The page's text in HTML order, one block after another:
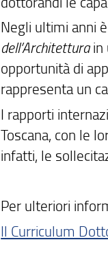
Negli ultimi anni
dell’Architetturain
opportunità di
rappresenta un
I rapporti
Toscana, con le
infatti, le
Per ulteriori
Il Curriculum